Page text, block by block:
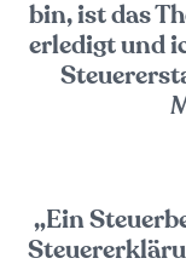
bin, ist das
erledigt und
„Ein